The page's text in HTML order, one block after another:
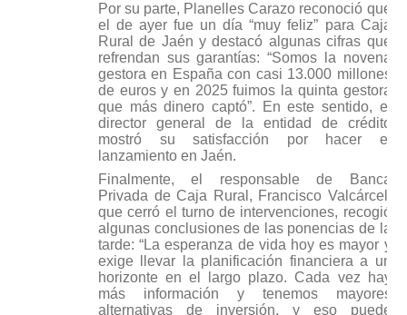
Por su parte, Planelles Carazo reconoció que
el de ayer fue un día “muy feliz” para Caja
Rural de Jaén y destacó algunas cifras que
refrendan sus garantías: “Somos la novena
gestora en España con casi 13.000 millones
de euros y en 2025 fuimos la quinta gestora
que más dinero captó”. En este sentido, el
director general de la entidad de crédito
mostró su satisfacción por hacer el
lanzamiento en Jaén.
Finalmente, el responsable de Banca
Privada de Caja Rural, Francisco Valcárcel,
que cerró el turno de intervenciones, recogió
algunas conclusiones de las ponencias de la
tarde: “La esperanza de vida hoy es mayor y
exige llevar la planificación financiera a un
horizonte en el largo plazo. Cada vez hay
más información y tenemos mayores
alternativas de inversión, y eso puede